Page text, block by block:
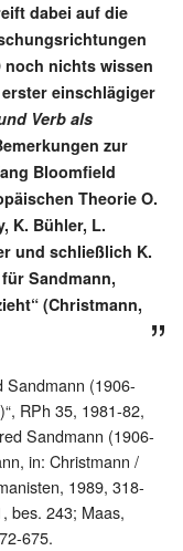
dabei auf die
noch nichts wissen
einschlägiger
Verb als
zur
Bloomfield
Theorie O.
K. Bühler, L.
und schließlich K.
Sandmann,
(Christmann,
Sandmann (1906-
RPh 35, 1981-82,
Sandmann (1906-
in: Christmann /
1989, 318-
bes. 243; Maas,
675.